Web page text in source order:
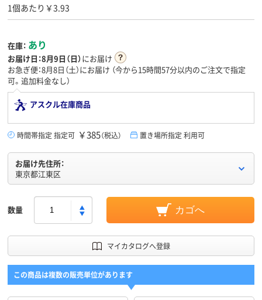
1個あたり￥3.93
在庫： あり
お届け日：8月9日（日）にお届け
お急ぎ便：8月8日（土）にお届け （今から15時間57分以内のご注文で指定
可。追加料金なし）
アスクル在庫商品
時間帯指定 指定可 ￥385（税込） 置き場所指定 利用可
お届け先住所：
東京都江東区
数量 カゴへ
マイカタログへ登録
この商品は複数の販売単位があります